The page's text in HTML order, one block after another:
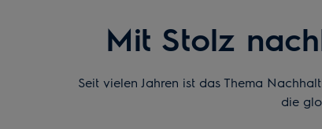
Mit Stolz
Seit vielen Jahren ist das Thema
die